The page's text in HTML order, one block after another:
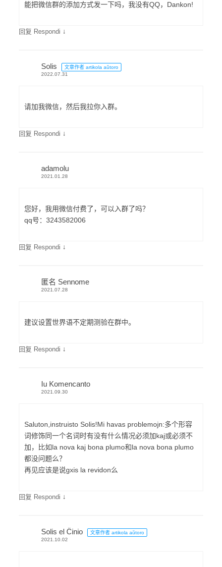
能把微信群的添加方式发一下吗，我没有QQ，Dankon!
回复 Respondi ↓
Solis
文章作者 artikola aŭtoro
2022.07.31
请加我微信，然后我拉你入群。
回复 Respondi ↓
adamolu
2021.01.28
您好，我用微信付费了，可以入群了吗？
qq号：3243582006
回复 Respondi ↓
匿名 Sennome
2021.07.28
建议设置世界语不定期测验在群中。
回复 Respondi ↓
Iu Komencanto
2021.09.30
Saluton,instruisto Solis!Mi havas problemojn:多个形容
词修饰同一个名词时有没有什么情况必须加kaj或必须不
加，比如la nova kaj bona plumo和la nova bona plumo
都没问题么？
再见应该是说gxis la revidon么
回复 Respondi ↓
Solis el Ĉinio
文章作者 artikola aŭtoro
2021.10.02